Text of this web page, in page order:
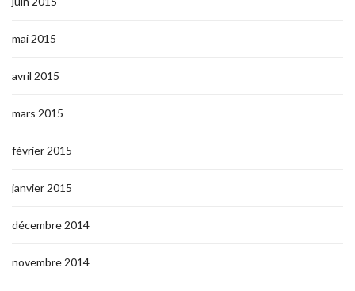
mai 2015
avril 2015
mars 2015
février 2015
janvier 2015
décembre 2014
novembre 2014